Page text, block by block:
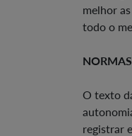
melhor
todo o
O texto
registrar